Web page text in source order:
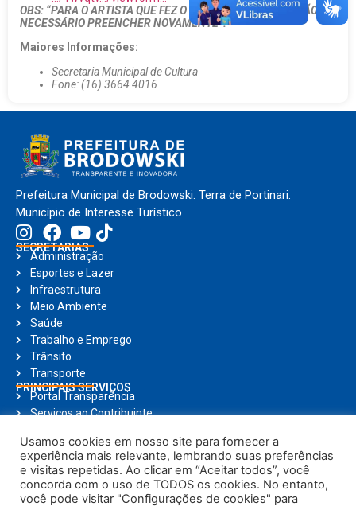
OBS: “PARA O ARTISTA QUE FEZ O CADASTRO EM 2020, NÃO É
NECESSÁRIO PREENCHER NOVAMENTE”.
Maiores Informações:
Secretaria Municipal de Cultura
Fone: (16) 3664 4016
Prefeitura Municipal de Brodowski. Terra de Portinari.
Município de Interesse Turístico
SECRETARIAS
Administração
Esportes e Lazer
Infraestrutura
Meio Ambiente
Saúde
Trabalho e Emprego
Trânsito
Transporte
PRINCIPAIS SERVIÇOS
Portal Transparência
Serviços ao Contribuinte
Ouvidoria
Holerite Online
Compras Online
Notícias
Usamos cookies em nosso site para fornecer a
experiência mais relevante, lembrando suas preferências
e visitas repetidas. Ao clicar em “Aceitar todos”, você
concorda com o uso de TODOS os cookies. No entanto,
você pode visitar "Configurações de cookies" para